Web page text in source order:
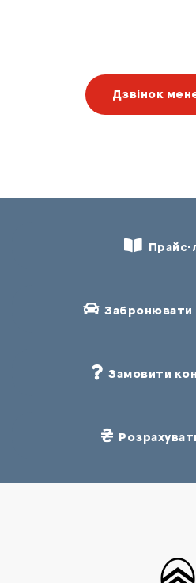
Дзвінок
Прайс-
Забронювати
Замовити